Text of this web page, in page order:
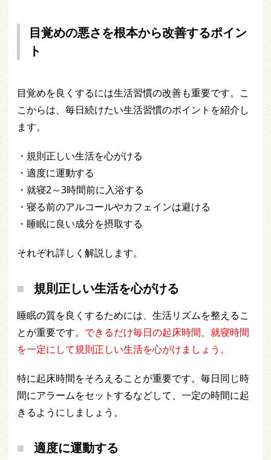
目覚めの悪さを根本から改善するポイン
ト
目覚めを良くするには生活習慣の改善も重要です。こ
こからは、毎日続けたい生活習慣のポイントを紹介し
ます。
・規則正しい生活を心がける
・適度に運動する
・就寝2～3時間前に入浴する
・寝る前のアルコールやカフェインは避ける
・睡眠に良い成分を摂取する
それぞれ詳しく解説します。
規則正しい生活を心がける
睡眠の質を良くするためには、生活リズムを整えるこ
とが重要です。 できるだけ毎日の起床時間、就寝時間
を一定にして規則正しい生活を心がけましょう。
特に起床時間をそろえることが重要です。毎日同じ時
間にアラームをセットするなどして、一定の時間に起
きるようにしましょう。
適度に運動する